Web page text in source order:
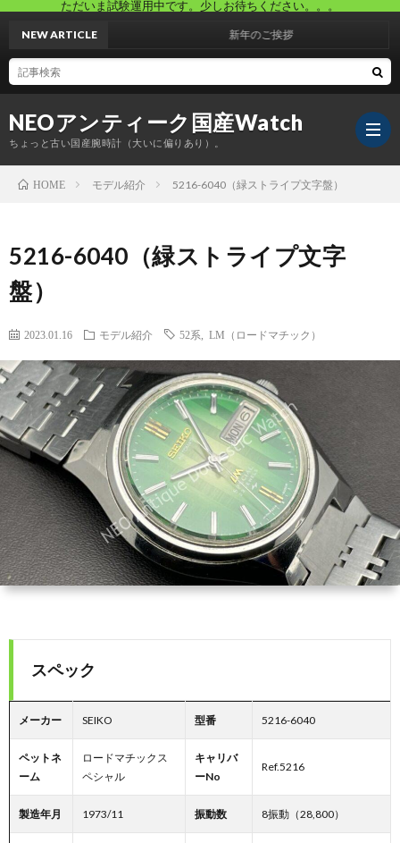
ただいま試験運用中です。少しお待ちください。。。
NEOアンティーク国産Watch
ちょっと古い国産腕時計（大いに偏りあり）。
セ
プ
バ
シ
NEW ARTICLE 新年のご挨拶
HOME モデル紹介 5216-6040（緑ストライプ文字盤）
5216-6040（緑ストライプ文字
盤）
2023.01.16 モデル紹介 52系 LM（ロードマチック）
スペック
メーカー SEIKO 型番 5216-6040
ペットネ
ーム
ロードマチックス
ペシャル
キャリバ
ーNo
Ref.5216
製造年月 1973/11 振動数 8振動（28,800）